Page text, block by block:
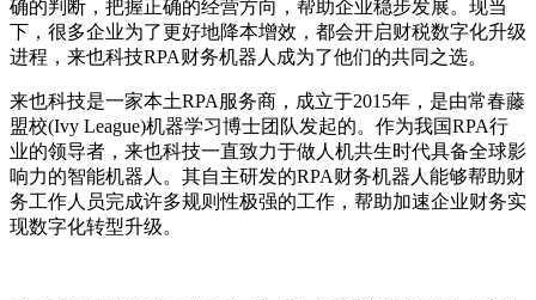
确的判断，把握正确的经营方向，帮助企业稳步发展。现当
下，很多企业为了更好地降本增效，都会开启财税数字化升级
进程，来也科技RPA财务机器人成为了他们的共同之选。
来也科技是一家本土RPA服务商，成立于2015年，是由常春藤
盟校(Ivy League)机器学习博士团队发起的。作为我国RPA行
业的领导者，来也科技一直致力于做人机共生时代具备全球影
响力的智能机器人。其自主研发的RPA财务机器人能够帮助财
务工作人员完成许多规则性极强的工作，帮助加速企业财务实
现数字化转型升级。